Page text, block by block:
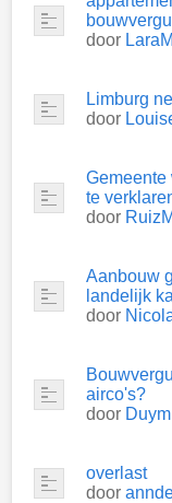
door
Limburg
door
Gemeente
te
door
Aanbouw
landelijk
door
airco's?
door Duym
overlast
door